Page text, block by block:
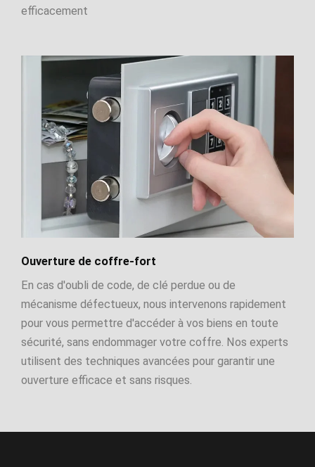
efficacement
Ouverture de coffre-fort
En cas d'oubli de code, de clé perdue ou de
mécanisme défectueux, nous intervenons rapidement
pour vous permettre d'accéder à vos biens en toute
sécurité, sans endommager votre coffre. Nos experts
utilisent des techniques avancées pour garantir une
ouverture efficace et sans risques.